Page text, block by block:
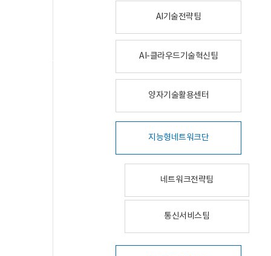
AI기술전략팀
AI-클라우드기술혁신팀
양자기술활용센터
지능형네트워크단
네트워크전략팀
통신서비스팀